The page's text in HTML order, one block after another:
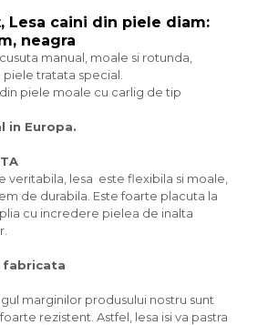
Lesa caini din piele diam:
neagra
manual, moale si rotunda,
tratata special.
piele moale cu carlig de tip
in Europa.
veritabila, lesa este flexibila si moale,
de durabila. Este foarte placuta la
cu incredere pielea de inalta
fabricata
marginilor produsului nostru sunt
rezistent. Astfel, lesa isi va pastra